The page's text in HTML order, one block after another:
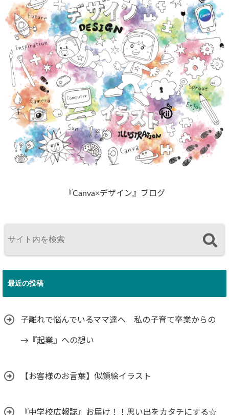
『Canva×デザイン』ブログ
最近の投稿
子離れで悩んでいるママ達へ 私の子育て卒業からの
→『起業』への想い
【お客様のお言葉】似顔絵イラスト
『中学校広報誌』お届け！！思い出をカタチにする☆